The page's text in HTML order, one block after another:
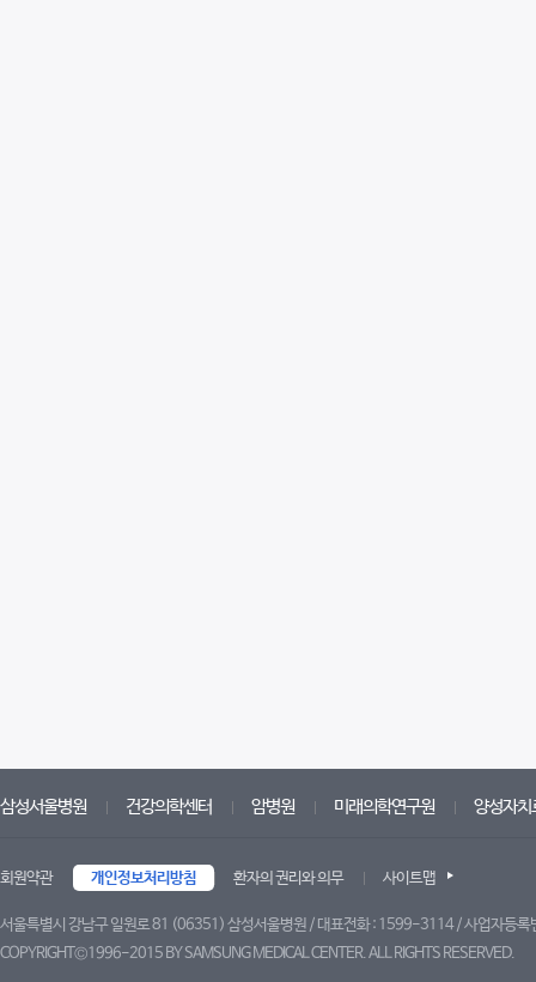
삼성서울병원 건강의학센터 암병원 미래의학연구원 양성자치
회원약관 개인정보처리방침 환자의 권리와 의무 사이트맵
서울특별시 강남구 일원로 81 (06351) 삼성서울병원 / 대표전화 : 1599-3114 / 사업자등
COPYRIGHT©1996-2015 BY SAMSUNG MEDICAL CENTER. ALL RIGHTS RESERVED.